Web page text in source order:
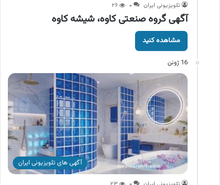
تلویزیونی ایران ۰ ۲۶
آگهی گروه صنعتی کاوه، شیشه کاوه
مشاهده کنید
16 ژوئن
آگهی های تلویزیونی ایران